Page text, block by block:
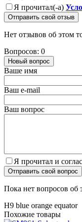
Я прочитал(-а)
Отправить свой отзыв
Нет отзывов об этом
Вопросов: 0
Новый вопрос
Ваше имя
Ваш e-mail
Ваш вопрос
Я прочитал и
Отправить свой вопрос
Пока нет вопросов об
H9 blue orange equator
Похожие товары